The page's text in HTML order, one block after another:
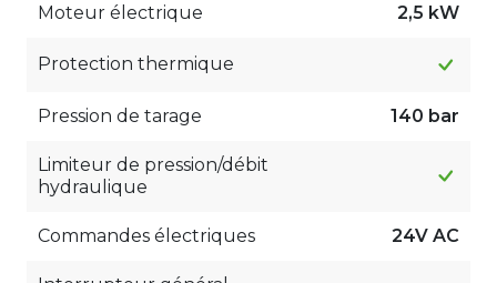
Moteur électrique 2,5 kW
Protection thermique
Pression de tarage 140 bar
Limiteur de pression/débit
hydraulique
Commandes électriques 24V AC